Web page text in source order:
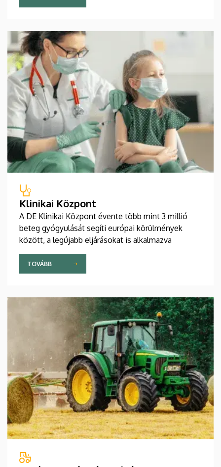
Klinikai Központ
A DE Klinikai Központ évente több mint 3 millió
beteg gyógyulását segíti európai körülmények
között, a legújabb eljárásokat is alkalmazva
TOVÁBB